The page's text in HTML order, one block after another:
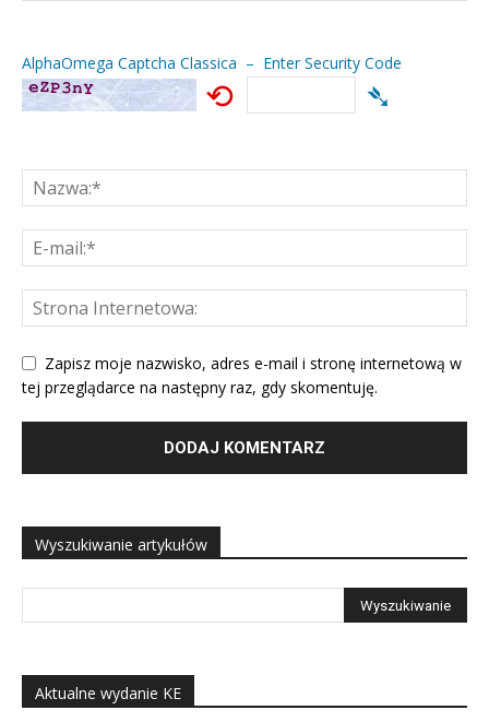
AlphaOmega Captcha Classica – Enter Security Code
⟲ ➴
Zapisz moje nazwisko, adres e-mail i stronę internetową w
tej przeglądarce na następny raz, gdy skomentuję.
Wyszukiwanie artykułów
Aktualne wydanie KE